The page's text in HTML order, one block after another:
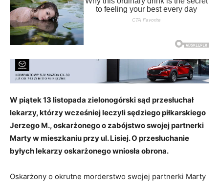
W piątek 13 listopada zielonogórski sąd przesłuchał
lekarzy, którzy wcześniej leczyli sędziego piłkarskiego
Jerzego M., oskarżonego o zabójstwo swojej partnerki
Marty w mieszkaniu przy ul. Lisiej. O przesłuchanie
byłych lekarzy oskarżonego wniosła obrona.
Oskarżony o okrutne morderstwo swojej partnerki Marty